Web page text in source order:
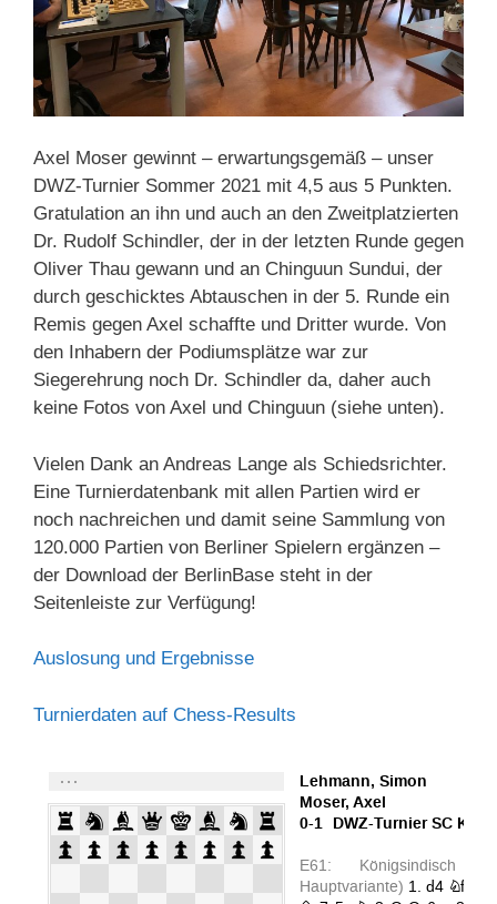
Axel Moser gewinnt – erwartungsgemäß – unser
DWZ-Turnier Sommer 2021 mit 4,5 aus 5 Punkten.
Gratulation an ihn und auch an den Zweitplatzierten
Dr. Rudolf Schindler, der in der letzten Runde gegen
Oliver Thau gewann und an Chinguun Sundui, der
durch geschicktes Abtauschen in der 5. Runde ein
Remis gegen Axel schaffte und Dritter wurde. Von
den Inhabern der Podiumsplätze war zur
Siegerehrung noch Dr. Schindler da, daher auch
keine Fotos von Axel und Chinguun (siehe unten).
Vielen Dank an Andreas Lange als Schiedsrichter.
Eine Turnierdatenbank mit allen Partien wird er
noch nachreichen und damit seine Sammlung von
120.000 Partien von Berliner Spielern ergänzen –
der Download der BerlinBase steht in der
Seitenleiste zur Verfügung!
Auslosung und Ergebnisse
Turnierdaten auf Chess-Results